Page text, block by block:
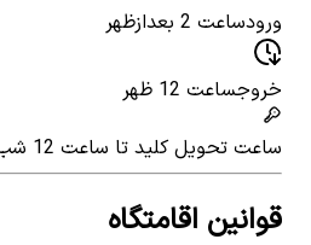
ورودساعت 2 بعدازظهر
خروجساعت 12 ظهر
ساعت تحویل کلید تا ساعت 12 شب
قوانین اقامتگاه